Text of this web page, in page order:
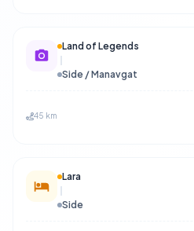
Land of Legends
Side / Manavgat
45 km
Lara
Side